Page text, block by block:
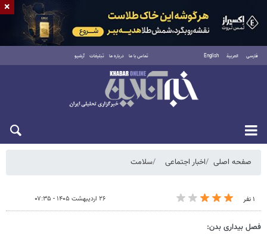
فارسی العربية English تماس با ما درباره ما تبلیغات آرشیو
جمعه ۱۶ مرداد ۱۴۰۵
صفحه اصلی اخبار اجتماعی سلامت
۱ نفر ۲۶ اردیبهشت ۱۴۰۵ - ۰۷:۳۵
فصل بیداری بدن:
×